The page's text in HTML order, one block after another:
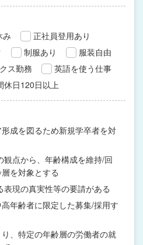
み
正社員登用あり
制服あり
服装自由
ス勤務
英語を使う仕事
休日120日以上
成を図るため新規学卒者を対
点から、年齢構成を維持/回
を対象とする
現の真実性等の要請がある
年齢者に限定した募集/採用す
、特定の年齢層の労働者の就